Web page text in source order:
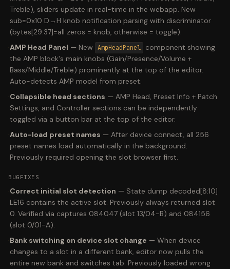
Treble), sliders update in real-time in the webapp. New
sub=0x10 D→H knob notification parsing with discriminator
(bytes[29:37]=all zeros = knob, otherwise = toggle).
·AMP Head Panel — New AmpHeadPanel
component showing
the AMP block's main knobs (Gain/Presence/Volume +
Bass/Middle/Treble) prominently at the top of the editor.
Auto-detects AMP model from preset.
·Collapsible head sections — AMP Head, Preset Info + Patch
Settings, and Controller sections can be independently
toggled via a button bar at the top of the editor.
·Auto-load preset names — After device connect, all 256
preset names load automatically in the background.
Previously required opening the slot browser first.
BUGFIXES
·Correct initial slot detection — State dump decoded[8:10]
LE16 contains the active slot. Previously always returned slot
0. Verified via captures 084047 (slot 13/04-B) and 084156
(slot 0/01-A).
·Bank switching on device slot change — When device
changes to a slot in a different bank, editor now pulls the
entire new bank and switches tab. Previously loaded wrong